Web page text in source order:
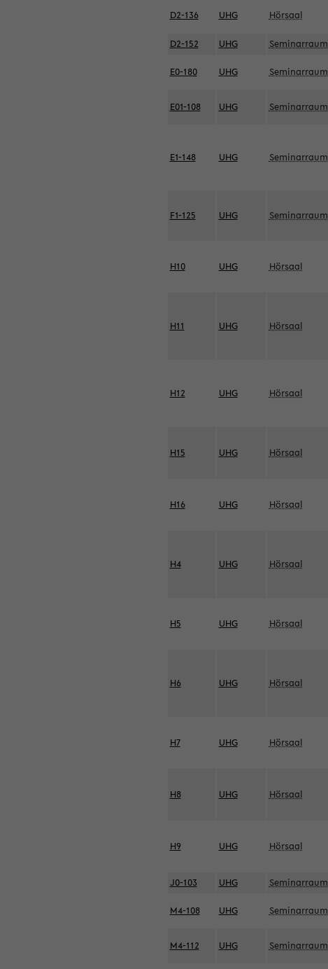
D2-136 UHG Hörsaal
D2-152 UHG Seminarraum
E0-180 UHG Seminarraum
E01-108 UHG Seminarraum
E1-148 UHG Seminarraum
F1-125 UHG Seminarraum
H10 UHG Hörsaal
H11 UHG Hörsaal
H12 UHG Hörsaal
H15 UHG Hörsaal
H16 UHG Hörsaal
H4 UHG Hörsaal
H5 UHG Hörsaal
H6 UHG Hörsaal
H7 UHG Hörsaal
H8 UHG Hörsaal
H9 UHG Hörsaal
J0-103 UHG Seminarraum
M4-108 UHG Seminarraum
M4-112 UHG Seminarraum